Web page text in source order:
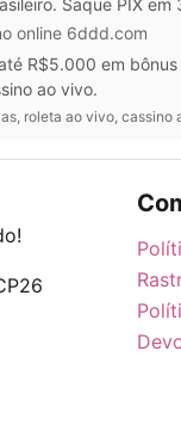
online 6ddd.com
R$5.000 em
ao vivo.
roleta ao vivo, cassino